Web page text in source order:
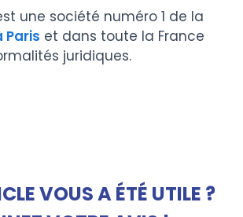
une société numéro 1 de la
et dans toute la France
juridiques.
VOUS A ÉTÉ UTILE ?